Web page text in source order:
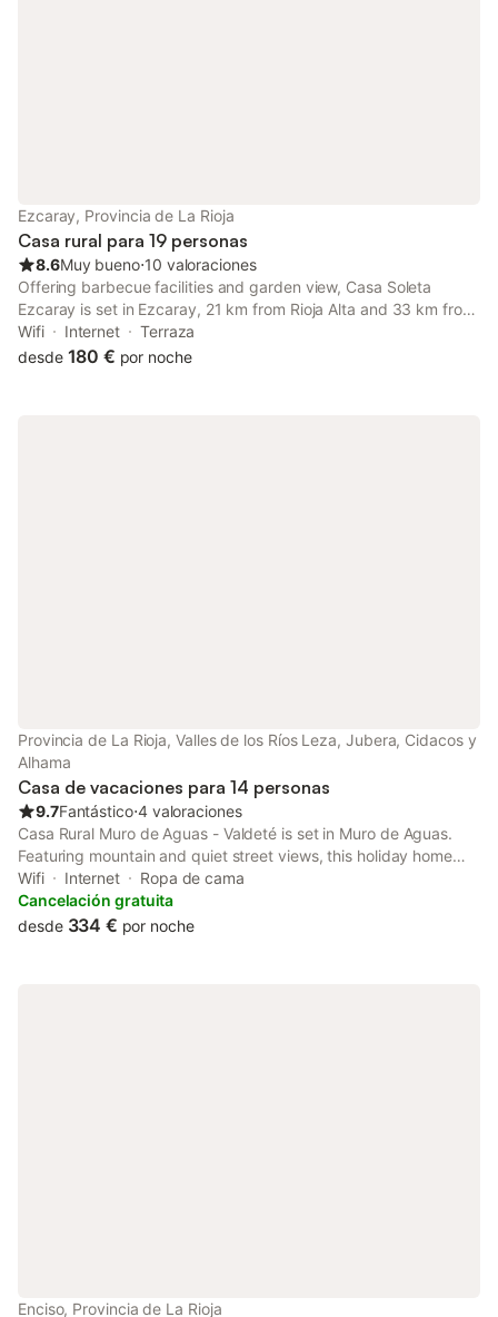
Ezcaray, Provincia de La Rioja
Casa rural para 19 personas
8.6Muy bueno⋅10 valoraciones
Offering barbecue facilities and garden view, Casa Soleta
Ezcaray is set in Ezcaray, 21 km from Rioja Alta and 33 km from
Suso & Yuso monasteries.
Wifi Internet
Terraza
desde 180 € por noche
Provincia de La Rioja, Valles de los Ríos Leza, Jubera, Cidacos y
Alhama
Casa de vacaciones para 14 personas
9.7Fantástico⋅4 valoraciones
Casa Rural Muro de Aguas - Valdeté is set in Muro de Aguas.
Featuring mountain and quiet street views, this holiday home
also has free WiFi.
Wifi Internet
Ropa de cama
Cancelación gratuita
desde 334 € por noche
Enciso, Provincia de La Rioja